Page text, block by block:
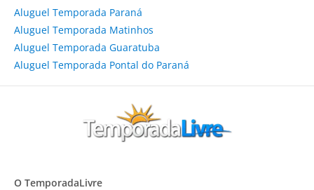
Aluguel Temporada Paraná
Aluguel Temporada Matinhos
Aluguel Temporada Guaratuba
Aluguel Temporada Pontal do Paraná
O TemporadaLivre